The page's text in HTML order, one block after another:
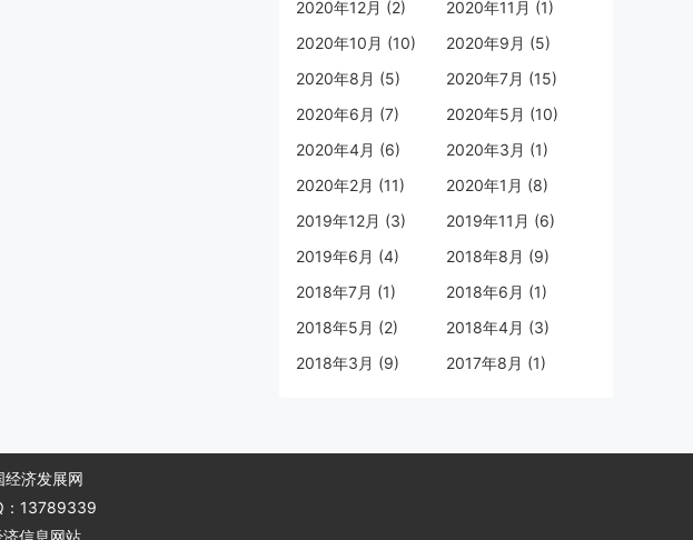
2020年12月 (2)
2020年11月 (1)
2020年10月 (10)
2020年9月 (5)
2020年8月 (5)
2020年7月 (15)
2020年6月 (7)
2020年5月 (10)
2020年4月 (6)
2020年3月 (1)
2020年2月 (11)
2020年1月 (8)
2019年12月 (3)
2019年11月 (6)
2019年6月 (4)
2018年8月 (9)
2018年7月 (1)
2018年6月 (1)
2018年5月 (2)
2018年4月 (3)
2018年3月 (9)
2017年8月 (1)
济发展网
：13789339
信息网站